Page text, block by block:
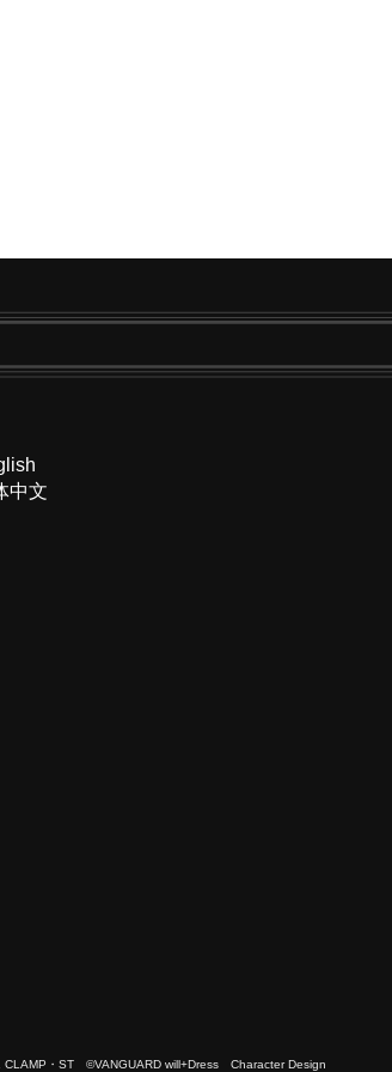
中文
・ST ©VANGUARD will+Dress Character Design